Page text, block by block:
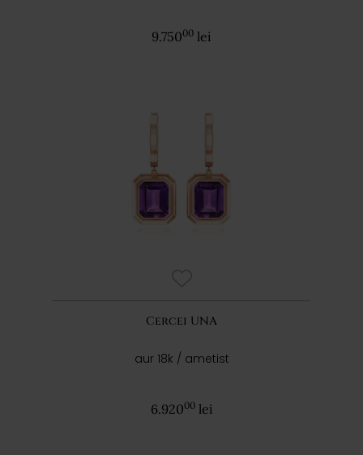
9.75000 lei
Cercei UNA
aur 18k / ametist
6.92000 lei